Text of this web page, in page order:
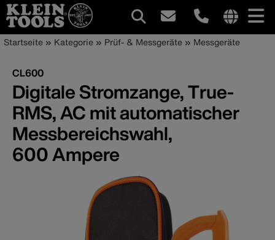
Direkt
Inhalt
site
Hauptnavigation
Pfadnavigation
Startseite Kategorie Prüf- & Messgeräte Messgeräte
CL600
Digitale Stromzange, True-
RMS, AC mit automatischer
Messbereichswahl,
600 Ampere